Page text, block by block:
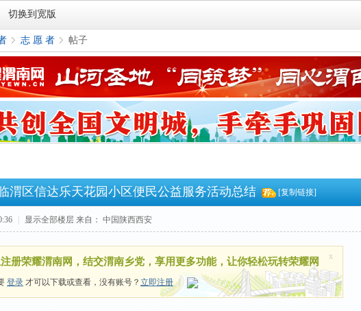
切换到宽版
›
志 愿 者
›
帖子
渭区信达乐天花园小区便民公益服务活动总结 [复制链接]
显示全部楼层 来自： 中国陕西西安
册荣耀渭南网，结交渭南乡党，享用更多功能，让你轻松玩转荣耀网
登录 才可以下载或查看，没有账号？ 立即注册 |
x